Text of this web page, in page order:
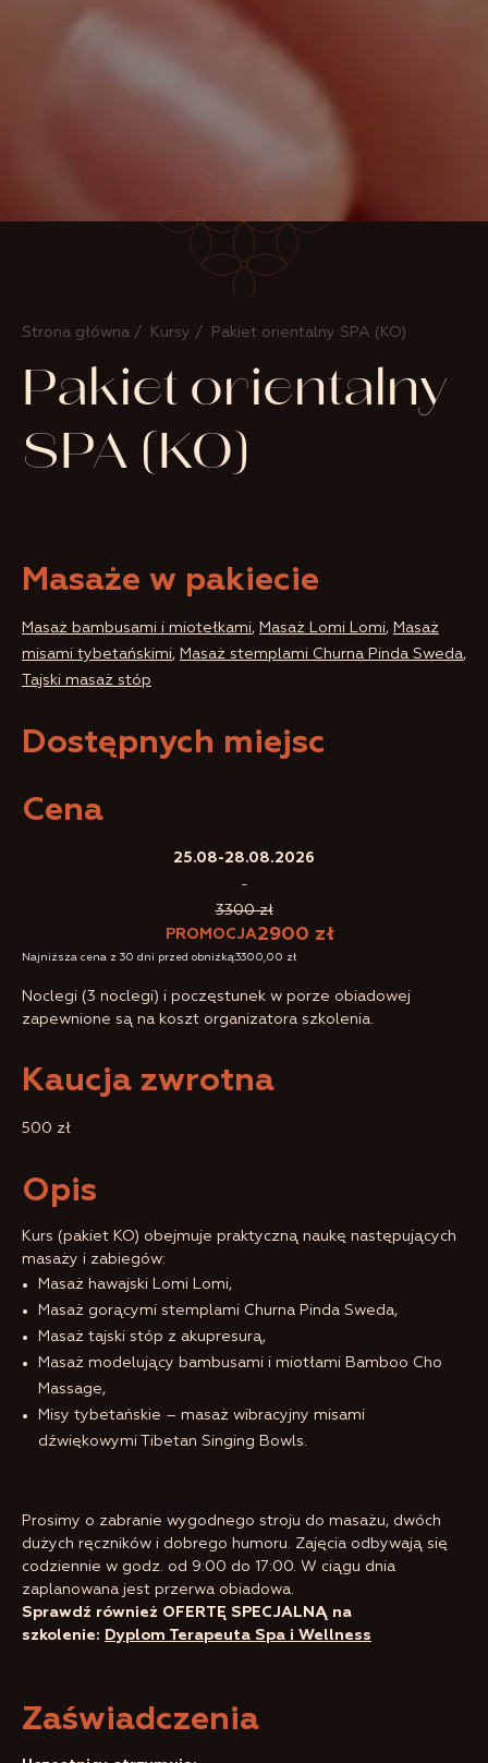
Strona główna / Kursy / Pakiet orientalny SPA (KO)
Pakiet orientalny
SPA (KO)
Masaże w pakiecie
Masaż bambusami i miotełkami, Masaż Lomi Lomi, Masaż
misami tybetańskimi, Masaż stemplami Churna Pinda Sweda,
Tajski masaż stóp
Dostępnych miejsc
Cena
25.08-28.08.2026
-
3300 zł
PROMOCJA2900 zł
Najniższa cena z 30 dni przed obniżką:3300,00 zł
Noclegi (3 noclegi) i poczęstunek w porze obiadowej
zapewnione są na koszt organizatora szkolenia.
Kaucja zwrotna
500 zł
Opis
Kurs (pakiet KO) obejmuje praktyczną naukę następujących
masaży i zabiegów:
Masaż hawajski Lomi Lomi,
Masaż gorącymi stemplami Churna Pinda Sweda,
Masaż tajski stóp z akupresurą,
Masaż modelujący bambusami i miotłami Bamboo Cho
Massage,
Misy tybetańskie – masaż wibracyjny misami
dźwiękowymi Tibetan Singing Bowls.
Prosimy o zabranie wygodnego stroju do masażu, dwóch
dużych ręczników i dobrego humoru. Zajęcia odbywają się
codziennie w godz. od 9:00 do 17:00. W ciągu dnia
zaplanowana jest przerwa obiadowa.
Sprawdź również OFERTĘ SPECJALNĄ na
szkolenie: Dyplom Terapeuta Spa i Wellness
Zaświadczenia